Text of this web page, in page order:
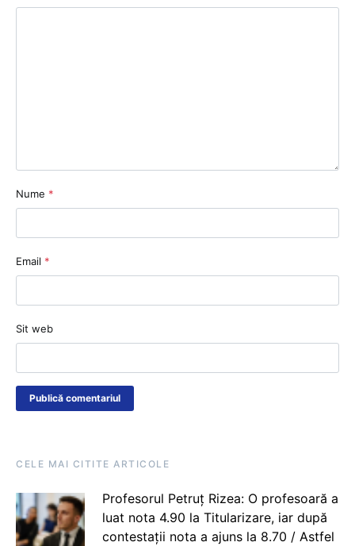
Nume *
Email *
Sit web
CELE MAI CITITE ARTICOLE
Profesorul Petruț Rizea: O profesoară a
luat nota 4.90 la Titularizare, iar după
contestații nota a ajuns la 8.70 / Astfel